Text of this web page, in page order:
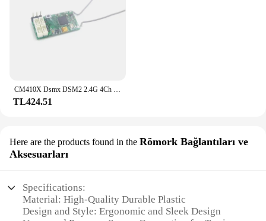
CM410X Dsmx DSM2 2.4G 4Ch alıcı için RC Spektrum DX6I DX18 DX8 DX9 Remote 10 uzaktan kumanda REDCON Drone modeli DIY bölüm
TL424.51
Here are the products found in the Römork Bağlantıları ve
Aksesuarları
Specifications:
Material: High-Quality Durable Plastic
Design and Style: Ergonomic and Sleek Design